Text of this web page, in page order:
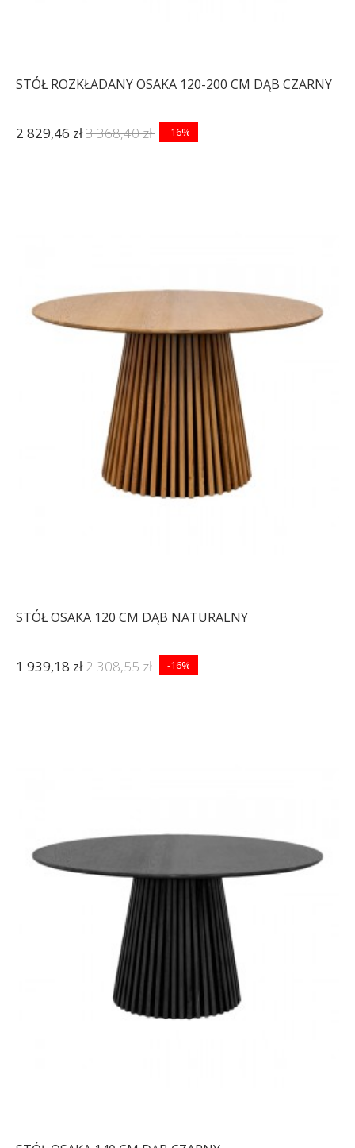
STÓŁ ROZKŁADANY OSAKA 120-200 CM DĄB CZARNY
2 829,46 zł3 368,40 zł -16%
STÓŁ OSAKA 120 CM DĄB NATURALNY
1 939,18 zł2 308,55 zł -16%